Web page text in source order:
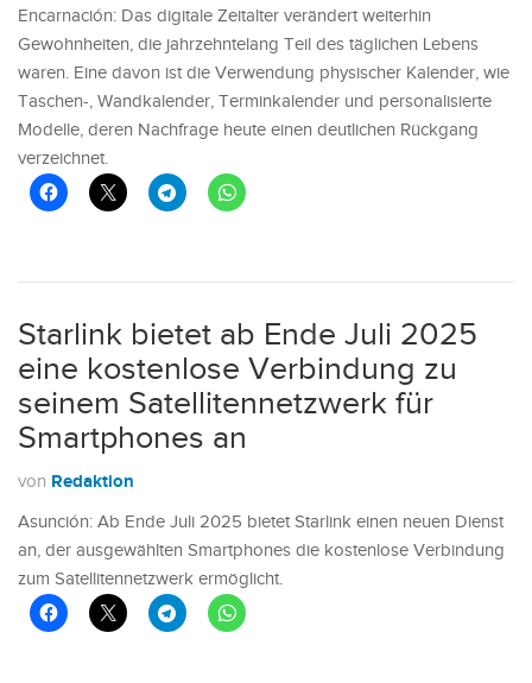
Encarnación: Das digitale Zeitalter verändert weiterhin
Gewohnheiten, die jahrzehntelang Teil des täglichen Lebens
waren. Eine davon ist die Verwendung physischer Kalender, wie
Taschen-, Wandkalender, Terminkalender und personalisierte
Modelle, deren Nachfrage heute einen deutlichen Rückgang
verzeichnet.
Starlink bietet ab Ende Juli 2025
eine kostenlose Verbindung zu
seinem Satellitennetzwerk für
Smartphones an
von Redaktion
Asunción: Ab Ende Juli 2025 bietet Starlink einen neuen Dienst
an, der ausgewählten Smartphones die kostenlose Verbindung
zum Satellitennetzwerk ermöglicht.